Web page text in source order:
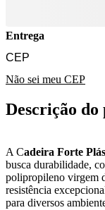
Entrega
Não sei meu CEP
Descrição do
A Cadeira Forte
busca durabilidade,
polipropileno virgem
resistência
para diversos